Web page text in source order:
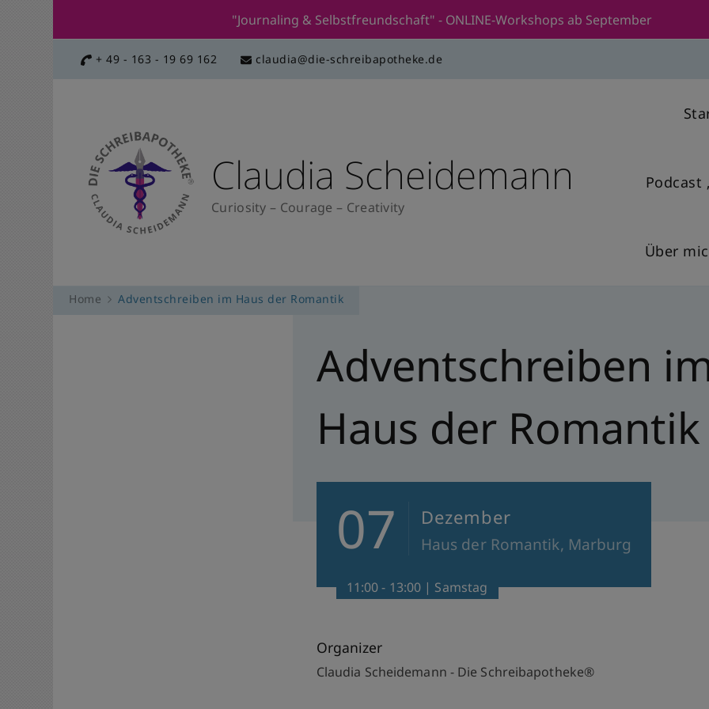
"Journaling & Selbstfreundschaft" - ONLINE-Workshops ab September
+ 49 - 163 - 19 69 162 claudia@die-schreibapotheke.de
Claudia Scheidemann
Curiosity – Courage – Creativity
Podcast
Über
Home Adventschreiben im Haus der Romantik
Adventschreiben
Haus der Romantik
07 Dezember
Haus der Romantik, Marburg
11:00 - 13:00 | Samstag
Organizer
Claudia Scheidemann - Die Schreibapotheke®